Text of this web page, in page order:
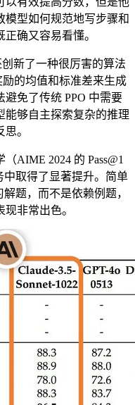
模型如何规范地写步骤和
确又容易看懂。
新了一种很厉害的算法
的均值和标准差来生成
免了传统 PPO 中需要
能够自主探索复杂的推理
。
2024 的 Pass@1
中取得了显著提升。简单
题，而不是依赖例题，
非常出色。